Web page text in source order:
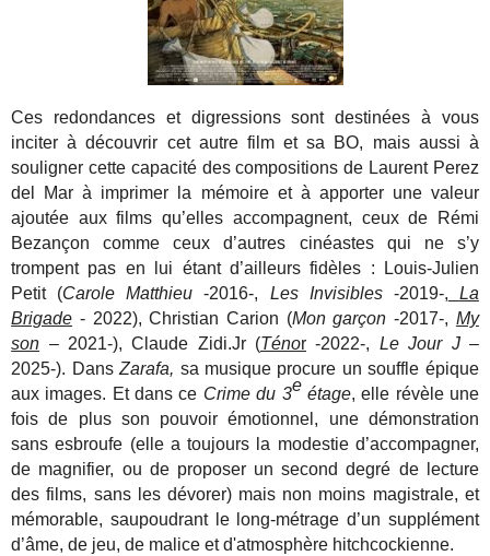
Ces redondances et digressions sont destinées à vous
inciter à découvrir cet autre film et sa BO, mais aussi à
souligner cette capacité des compositions de Laurent Perez
del Mar à imprimer la mémoire et à apporter une valeur
ajoutée aux films qu’elles accompagnent, ceux de Rémi
Bezançon comme ceux d’autres cinéastes qui ne s’y
trompent pas en lui étant d’ailleurs fidèles : Louis-Julien
Petit (Carole Matthieu -2016-, Les Invisibles-2019-,
La
Brigade - 2022), Christian Carion (Mon garçon -2017-, My
son – 2021-), Claude Zidi.Jr (Ténor -2022-, Le Jour J–
2025-). DansZarafa, sa musique procure un souffle épique
aux images. Et dans ce Crime du 3e étage, elle révèle une
fois de plus son pouvoir émotionnel, une démonstration
sans esbroufe (elle a toujours la modestie d’accompagner,
de magnifier, ou de proposer un second degré de lecture
des films, sans les dévorer) mais non moins magistrale, et
mémorable, saupoudrant le long-métrage d’un supplément
d’âme, de jeu, de malice et d'atmosphère hitchcockienne.